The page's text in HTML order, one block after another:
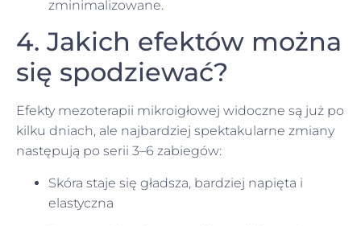
zminimalizowane.
4. Jakich efektów można
się spodziewać?
Efekty mezoterapii mikroigłowej widoczne są już po
kilku dniach, ale najbardziej spektakularne zmiany
następują po serii 3–6 zabiegów:
Skóra staje się gładsza, bardziej napięta i
elastyczna